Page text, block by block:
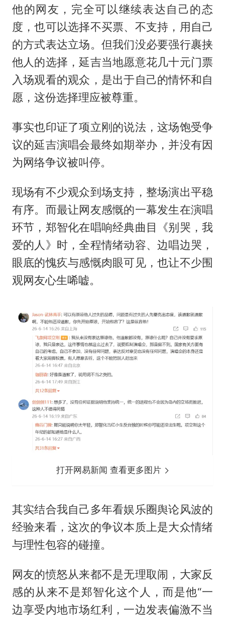
他的网友，完全可以继续表达自己的态
度，也可以选择不买票、不支持，用自己
的方式表达立场。但我们没必要强行裹挟
他人的选择，延吉当地愿意花几十元门票
入场观看的观众，是出于自己的情怀和自
愿，这份选择理应被尊重。
事实也印证了项立刚的说法，这场饱受争
议的延吉演唱会最终如期举办，并没有因
为网络争议被叫停。
现场有不少观众到场支持，整场演出平稳
有序。而最让网友感慨的一幕发生在演唱
环节，郑智化在唱响经典曲目《别哭，我
爱的人》时，全程情绪动容、边唱边哭，
眼底的愧疚与感慨肉眼可见，也让不少围
观网友心生唏嘘。
打开网易新闻 查看更多图片
其实结合我自己多年看娱乐圈舆论风波的
经验来看，这次的争议本质上是大众情绪
与理性包容的碰撞。
网友的愤怒从来都不是无理取闹，大家反
感的从来不是郑智化这个人，而是他“一
边享受内地市场红利，一边发表偏激不当